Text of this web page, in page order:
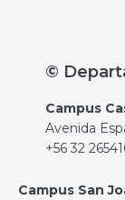
©
Campus
Avenida
+56 32
Campus San